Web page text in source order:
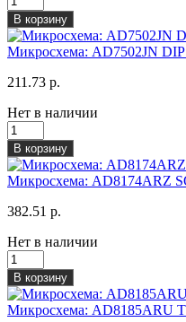
В корзину
Микросхема: AD7502JN
211.73 р.
Нет в наличии
В корзину
Микросхема: AD8174ARZ
382.51 р.
Нет в наличии
В корзину
Микросхема: AD8185ARU